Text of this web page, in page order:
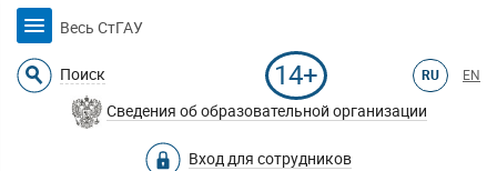
Весь СтГАУ
Поиск 14+ RU EN
Сведения об образовательной организации
Вход для сотрудников